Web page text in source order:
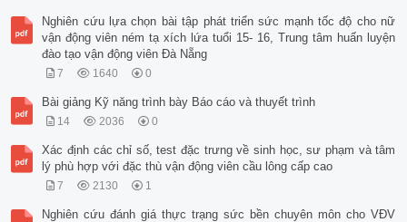
Nghiên cứu lựa chọn bài tập phát triển sức mạnh tốc độ cho nữ
vận động viên ném tạ xích lứa tuổi 15- 16, Trung tâm huấn luyện
đào tạo vận động viên Đà Nẵng
7 1640 0
Bài giảng Kỹ năng trình bày Báo cáo và thuyết trình
14 2036 0
Xác định các chỉ số, test đặc trưng về sinh học, sư phạm và tâm
lý phù hợp với đặc thù vận động viên cầu lông cấp cao
7 2130 1
Nghiên cứu đánh giá thực trạng sức bền chuyên môn cho VĐV